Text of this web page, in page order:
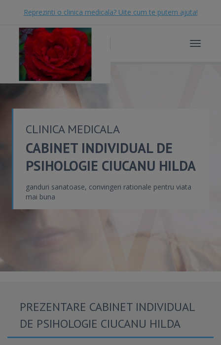
Reprezinti o clinica medicala? Uite cum te putem ajuta!
Toggle
CLINICA MEDICALA
CABINET INDIVIDUAL DE
PSIHOLOGIE CIUCANU HILDA
ganduri sanatoase, convingeri rationale pentru viata
mai buna
PREZENTARE CABINET INDIVIDUAL
DE PSIHOLOGIE CIUCANU HILDA